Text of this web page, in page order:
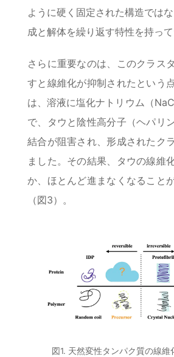
ように硬く固定された構造では
成と解体を繰り返す特性を持って
さらに重要なのは、このクラス
すと線維化が抑制されたという
は、溶液に塩化ナトリウム（
で、タウと陰性高分子（ヘパリ
結合が阻害され、形成されたク
ました。その結果、タウの線維
か、ほとんど進まなくなること
（図3）。
図1. 天然変性タンパク質の線維